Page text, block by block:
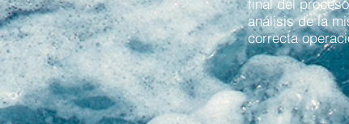
final del
análisis de la
correcta